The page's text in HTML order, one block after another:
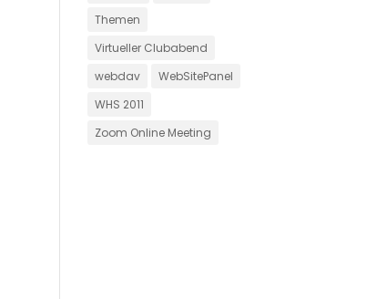
Themen
Virtueller Clubabend
webdav
WebSitePanel
WHS 2011
Zoom Online Meeting